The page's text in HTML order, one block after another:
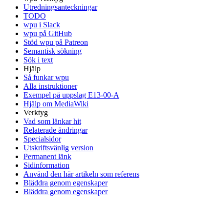
Utredningsanteckningar
TODO
wpu i Slack
wpu på GitHub
Stöd wpu på Patreon
Semantisk sökning
Sök i text
Hjälp
Så funkar wpu
Alla instruktioner
Exempel på uppslag E13-00-A
Hjälp om MediaWiki
Verktyg
Vad som länkar hit
Relaterade ändringar
Specialsidor
Utskriftsvänlig version
Permanent länk
Sidinformation
Använd den här artikeln som referens
Bläddra genom egenskaper
Bläddra genom egenskaper